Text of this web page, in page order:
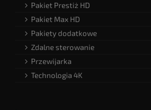
Pakiet Prestiż HD
Pakiet Max HD
Pakiety dodatkowe
Zdalne sterowanie
Przewijarka
Technologia 4K